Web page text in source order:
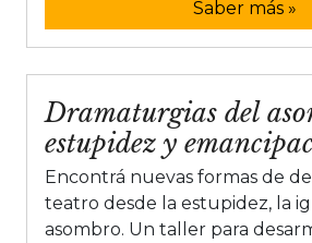
Saber más »
Dramaturgias del
estupidez y
Encontrá nuevas formas de
teatro desde la estupidez, la
asombro. Un taller para